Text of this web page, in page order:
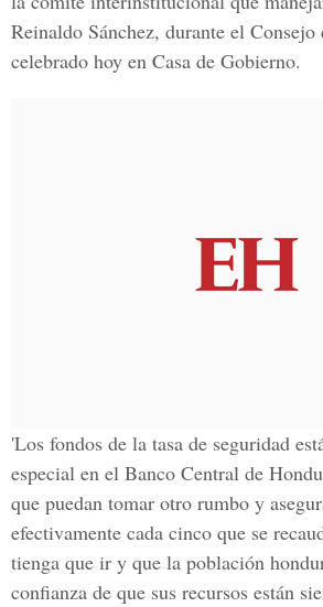
Reinaldo Sánchez, durante el
celebrado hoy en Casa de Gobierno.
'Los fondos de la tasa de seguridad
especial en el Banco Central de
que puedan tomar otro rumbo y
efectivamente cada cinco que se
tienga que ir y que la población
confianza de que sus recursos están